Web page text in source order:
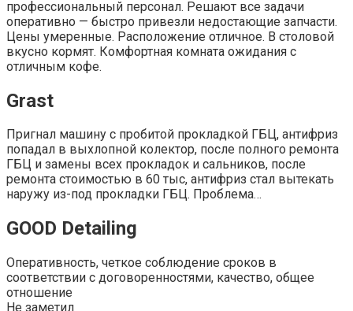
профессиональный персонал. Решают все задачи
оперативно — быстро привезли недостающие запчасти.
Цены умеренные. Расположение отличное. В столовой
вкусно кормят. Комфортная комната ожидания с
отличным кофе.
Grast
Пригнал машину с пробитой прокладкой ГБЦ, антифриз
попадал в выхлопной колектор, после полного ремонта
ГБЦ и замены всех прокладок и сальников, после
ремонта стоимостью в 60 тыс, антифриз стал вытекать
наружу из-под прокладки ГБЦ. Проблема…
GOOD Detailing
Оперативность, четкое соблюдение сроков в
соответствии с договоренностями, качество, общее
отношение
Не заметил